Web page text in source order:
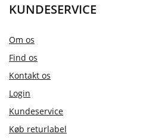
KUNDESERVICE
Om os
Find os
Kontakt os
Login
Kundeservice
Køb returlabel